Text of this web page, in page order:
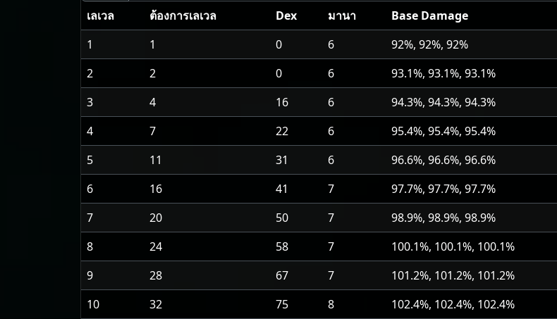
เลเวล ต้องการเลเวล Dex มานา Base Damage
1
1 0 6 92%, 92%, 92%
2
2 0 6 93.1%, 93.1%, 93.1%
3
4 16 6 94.3%, 94.3%, 94.3%
4
7 22 6 95.4%, 95.4%, 95.4%
5
11 31 6 96.6%, 96.6%, 96.6%
6
16 41 7 97.7%, 97.7%, 97.7%
7
20 50 7 98.9%, 98.9%, 98.9%
8
24 58 7 100.1%, 100.1%, 100.1%
9
28 67 7 101.2%, 101.2%, 101.2%
10
32 75 8 102.4%, 102.4%, 102.4%